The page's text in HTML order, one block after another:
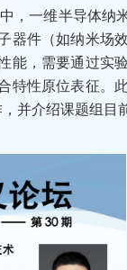
，一维半导体
件（如纳米场
，需要通过实
性原位表征。
并介绍课题组